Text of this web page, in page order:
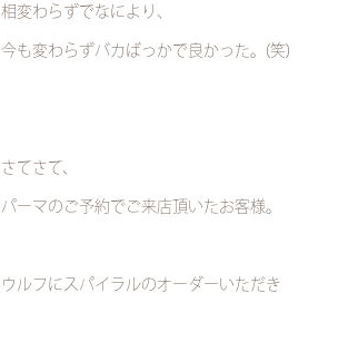
相変わらずでなにより、
今も変わらずバカばっかで良かった。(笑)
さてさて、
パーマのご予約でご来店頂いたお客様。
ウルフにスパイラルのオーダーいただき